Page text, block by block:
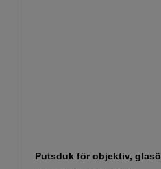
Putsduk för objektiv,